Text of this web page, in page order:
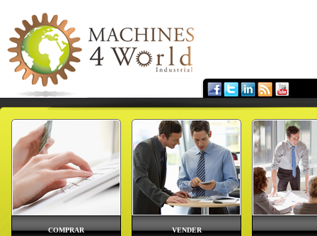
VENDER
COMPRAR